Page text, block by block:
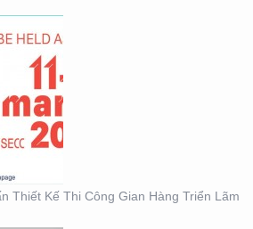
Thiết Kế Thi Công Gian Hàng Triển Lãm
2019